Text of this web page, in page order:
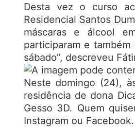
Desta vez o curso
Residencial Santos
máscaras e álcool
participaram e
sábado”, descreveu
Neste domingo (24),
residência de dona
Gesso 3D. Quem
Instagram ou Facebook.